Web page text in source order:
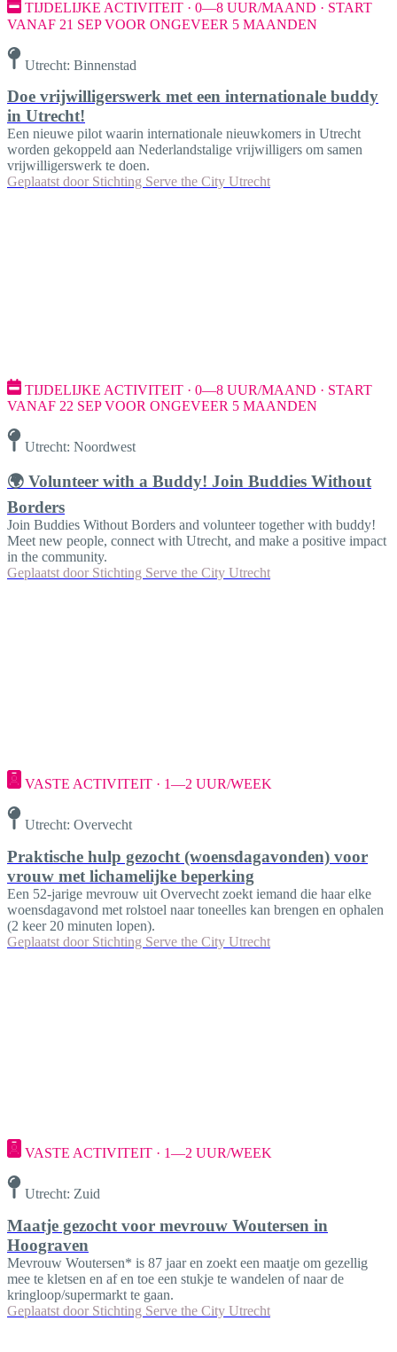
TIJDELIJKE ACTIVITEIT · 0—8 UUR/MAAND · START
VANAF 21 SEP VOOR ONGEVEER 5 MAANDEN
Utrecht: Binnenstad
Doe vrijwilligerswerk met een internationale buddy
in Utrecht!
Een nieuwe pilot waarin internationale nieuwkomers in Utrecht
worden gekoppeld aan Nederlandstalige vrijwilligers om samen
vrijwilligerswerk te doen.
Geplaatst door Stichting Serve the City Utrecht
TIJDELIJKE ACTIVITEIT · 0—8 UUR/MAAND · START
VANAF 22 SEP VOOR ONGEVEER 5 MAANDEN
Utrecht: Noordwest
🌍 Volunteer with a Buddy! Join Buddies Without
Borders
Join Buddies Without Borders and volunteer together with buddy!
Meet new people, connect with Utrecht, and make a positive impact
in the community.
Geplaatst door Stichting Serve the City Utrecht
VASTE ACTIVITEIT · 1—2 UUR/WEEK
Utrecht: Overvecht
Praktische hulp gezocht (woensdagavonden) voor
vrouw met lichamelijke beperking
Een 52-jarige mevrouw uit Overvecht zoekt iemand die haar elke
woensdagavond met rolstoel naar toneelles kan brengen en ophalen
(2 keer 20 minuten lopen).
Geplaatst door Stichting Serve the City Utrecht
VASTE ACTIVITEIT · 1—2 UUR/WEEK
Utrecht: Zuid
Maatje gezocht voor mevrouw Woutersen in
Hoograven
Mevrouw Woutersen* is 87 jaar en zoekt een maatje om gezellig
mee te kletsen en af en toe een stukje te wandelen of naar de
kringloop/supermarkt te gaan.
Geplaatst door Stichting Serve the City Utrecht